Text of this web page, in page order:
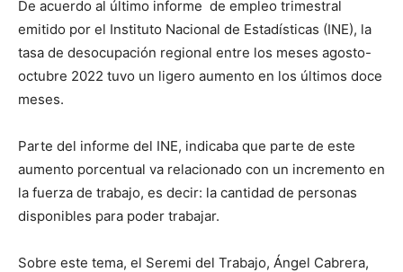
De acuerdo al último informe de empleo trimestral
emitido por el Instituto Nacional de Estadísticas (INE), la
tasa de desocupación regional entre los meses agosto-
octubre 2022 tuvo un ligero aumento en los últimos doce
meses.
Parte del informe del INE, indicaba que parte de este
aumento porcentual va relacionado con un incremento en
la fuerza de trabajo, es decir: la cantidad de personas
disponibles para poder trabajar.
Sobre este tema, el Seremi del Trabajo, Ángel Cabrera,